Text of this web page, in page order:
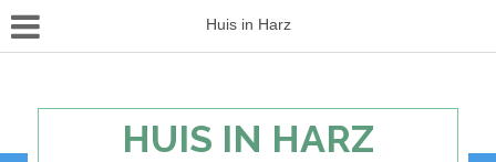
Huis in Harz
HUIS IN HARZ